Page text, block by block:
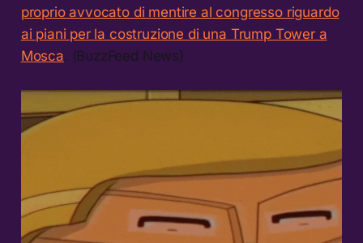
proprio avvocato di mentire al congresso riguardo
ai piani per la costruzione di una Trump Tower a
Mosca. (BuzzFeed News)